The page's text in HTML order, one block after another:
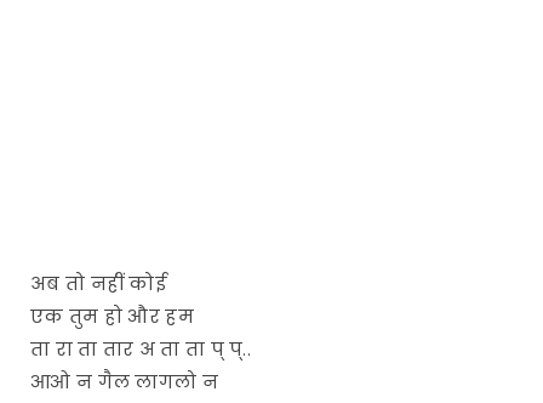
अब तो नहीं कोई
एक तुम हो और हम
ता रा ता तार अ ता ता प् प्..
आओ न गैल लागलो न